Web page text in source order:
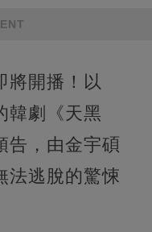
將開播！以
韓劇《天黑
告，由金宇碩
法逃脫的驚悚